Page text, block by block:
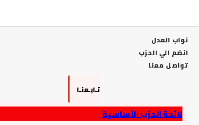
نواب العدل
انضم الي الحزب
تواصل معنا
تـابـعنـا
لائحة الحزب الأساسية